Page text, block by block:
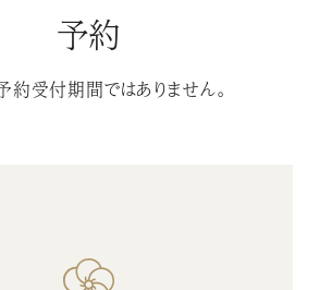
予約
約受付期間ではありません。